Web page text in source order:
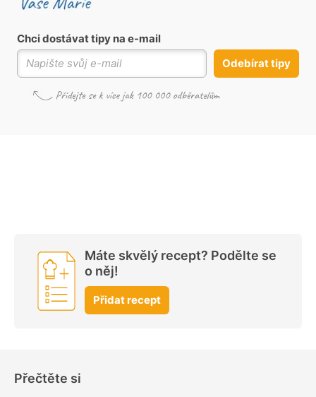
Chci dostávat tipy na e-mail
Odebírat tipy
Máte skvělý recept? Podělte se
o něj!
Přidat recept
Přečtěte si